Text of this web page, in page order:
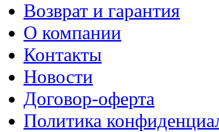
Возврат и гарантия
О компании
Контакты
Новости
Договор-оферта
Политика